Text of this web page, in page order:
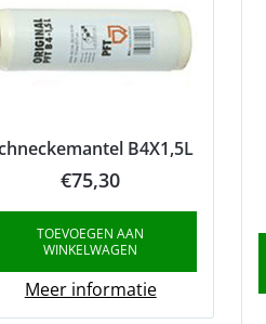
B4X1,5L
€75,30
TOEVOEGEN AAN
WINKELWAGEN
Meer informatie